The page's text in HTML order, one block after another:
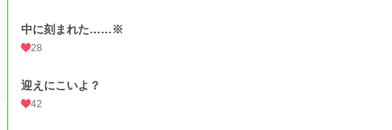
中に刻まれた……※
28
迎えにこいよ？
42